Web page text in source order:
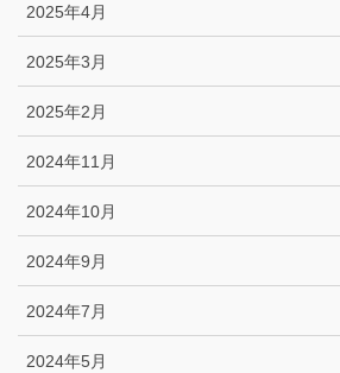
2025年4月
2025年3月
2025年2月
2024年11月
2024年10月
2024年9月
2024年7月
2024年5月